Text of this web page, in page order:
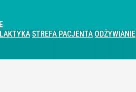
STREFA PACJENTA ODŻYWIANIE